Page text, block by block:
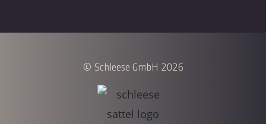
© Schleese GmbH 2026